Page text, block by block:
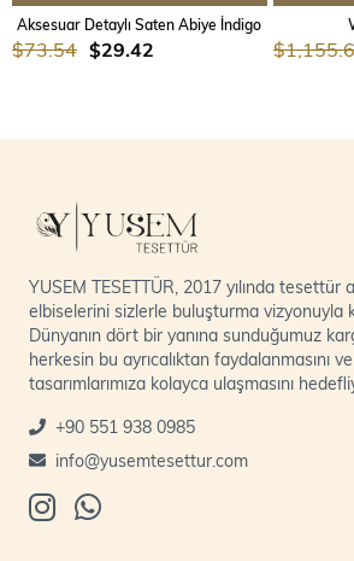
Aksesuar Detaylı Saten Abiye İndigo
$29.42
$73.54
YUSEM TESETTÜR, 2017 yılında tesettür
elbiselerini sizlerle buluşturma vizyonuyla
Dünyanın dört bir yanına sunduğumuz
herkesin bu ayrıcalıktan faydalanmasını
tasarımlarımıza kolayca ulaşmasını
+90 551 938 0985
info@yusemtesettur.com